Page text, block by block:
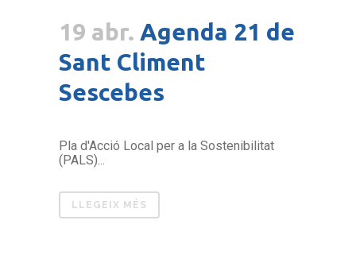
19 abr. Agenda 21 de
Sant Climent
Sescebes
Pla d'Acció Local per a la Sostenibilitat
(PALS)...
LLEGEIX MÉS